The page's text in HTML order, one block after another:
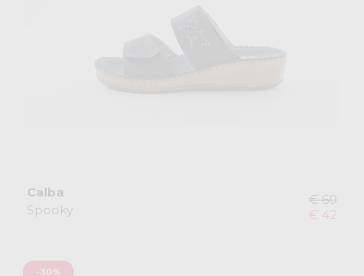
Calba
Spooky
€ 60
€ 42
-30%